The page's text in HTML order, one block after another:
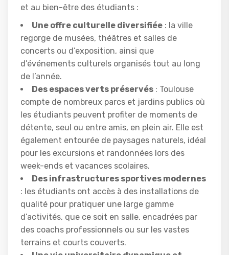
et au bien-être des étudiants :
Une offre culturelle diversifiée : la ville
regorge de musées, théâtres et salles de
concerts ou d’exposition, ainsi que
d’événements culturels organisés tout au long
de l’année.
Des espaces verts préservés : Toulouse
compte de nombreux parcs et jardins publics où
les étudiants peuvent profiter de moments de
détente, seul ou entre amis, en plein air. Elle est
également entourée de paysages naturels, idéal
pour les excursions et randonnées lors des
week-ends et vacances scolaires.
Des infrastructures sportives modernes
: les étudiants ont accès à des installations de
qualité pour pratiquer une large gamme
d’activités, que ce soit en salle, encadrées par
des coachs professionnels ou sur les vastes
terrains et courts couverts.